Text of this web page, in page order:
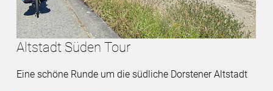
Altstadt Süden Tour
Eine schöne Runde um die südliche Dorstener Altstadt